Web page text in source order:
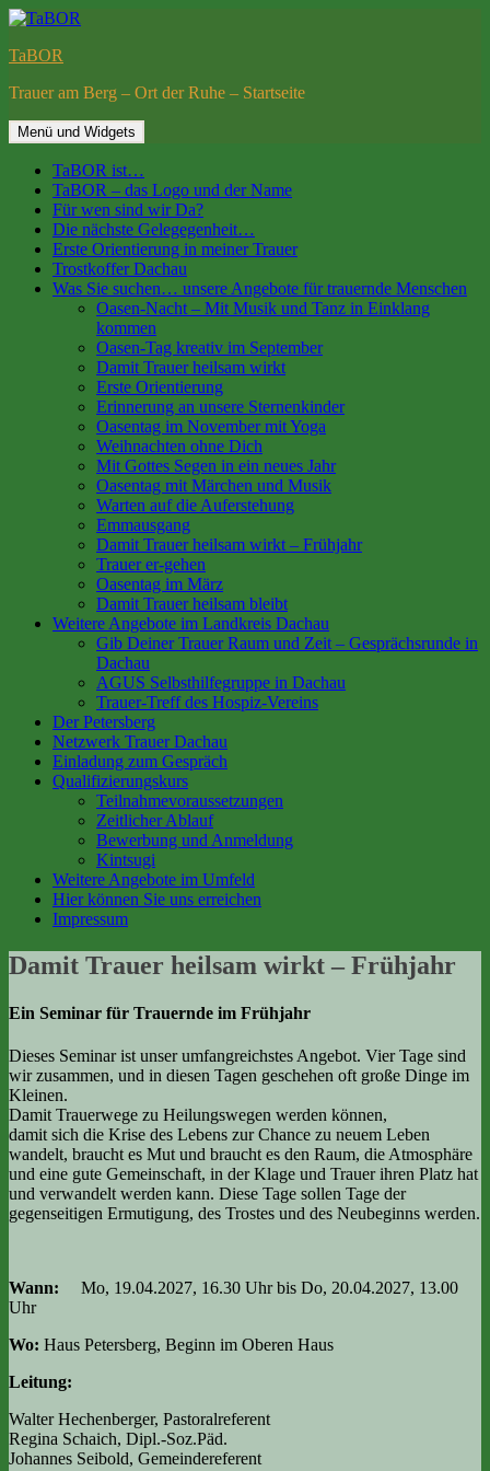
Springe
Inhalt
TaBOR
Trauer am Berg – Ort der Ruhe – Startseite
Menü und Widgets
TaBOR ist…
TaBOR – das Logo und der Name
Für wen sind wir Da?
Die nächste Gelegegenheit…
Erste Orientierung in meiner Trauer
Trostkoffer Dachau
Was Sie suchen… unsere Angebote für trauernde Menschen
Oasen-Nacht – Mit Musik und Tanz in Einklang
kommen
Oasen-Tag kreativ im September
Damit Trauer heilsam wirkt
Erste Orientierung
Erinnerung an unsere Sternenkinder
Oasentag im November mit Yoga
Weihnachten ohne Dich
Mit Gottes Segen in ein neues Jahr
Oasentag mit Märchen und Musik
Warten auf die Auferstehung
Emmausgang
Damit Trauer heilsam wirkt – Frühjahr
Trauer er-gehen
Oasentag im März
Damit Trauer heilsam bleibt
Weitere Angebote im Landkreis Dachau
Gib Deiner Trauer Raum und Zeit – Gesprächsrunde in
Dachau
AGUS Selbsthilfegruppe in Dachau
Trauer-Treff des Hospiz-Vereins
Der Petersberg
Netzwerk Trauer Dachau
Einladung zum Gespräch
Qualifizierungskurs
Teilnahmevoraussetzungen
Zeitlicher Ablauf
Bewerbung und Anmeldung
Kintsugi
Weitere Angebote im Umfeld
Hier können Sie uns erreichen
Impressum
Damit Trauer heilsam wirkt – Frühjahr
Ein Seminar für Trauernde im Frühjahr
Dieses Seminar ist unser umfangreichstes Angebot. Vier Tage sind
wir zusammen, und in diesen Tagen geschehen oft große Dinge im
Kleinen.
Damit Trauerwege zu Heilungswegen werden können,
damit sich die Krise des Lebens zur Chance zu neuem Leben
wandelt, braucht es Mut und braucht es den Raum, die Atmosphäre
und eine gute Gemeinschaft, in der Klage und Trauer ihren Platz hat
und verwandelt werden kann. Diese Tage sollen Tage der
gegenseitigen Ermutigung, des Trostes und des Neubeginns werden.
Wann: Mo, 19.04.2027, 16.30 Uhr bis Do, 20.04.2027, 13.00
Uhr
Wo: Haus Petersberg, Beginn im Oberen Haus
Leitung:
Walter Hechenberger, Pastoralreferent
Regina Schaich, Dipl.-Soz.Päd.
Johannes Seibold, Gemeindereferent